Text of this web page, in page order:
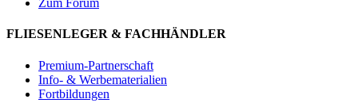
Zum Forum
FLIESENLEGER & FACHHÄNDLER
Premium-Partnerschaft
Info- & Werbematerialien
Fortbildungen